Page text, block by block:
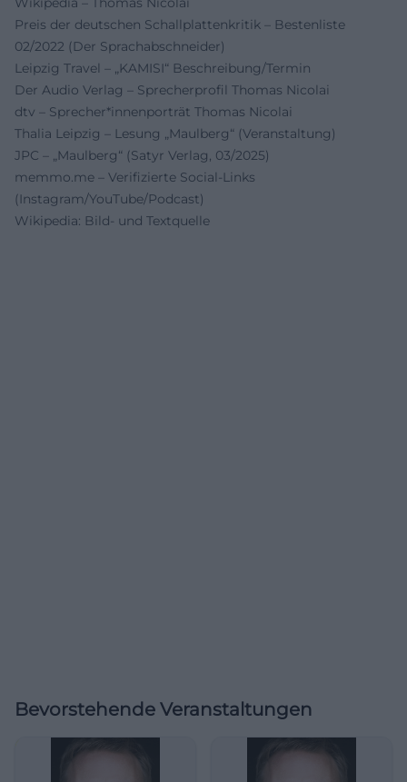
Preis der deutschen Schallplattenkritik – Bestenliste
02/2022 (Der Sprachabschneider)
Leipzig Travel – „KAMISI“ Beschreibung/Termin
Der Audio Verlag – Sprecherprofil Thomas Nicolai
dtv – Sprecher*innenporträt Thomas Nicolai
Thalia Leipzig – Lesung „Maulberg“ (Veranstaltung)
JPC – „Maulberg“ (Satyr Verlag, 03/2025)
memmo.me – Verifizierte Social-Links
(Instagram/YouTube/Podcast)
Wikipedia: Bild- und Textquelle
Bevorstehende Veranstaltungen